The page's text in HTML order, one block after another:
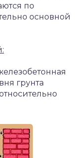
по
основной
грунта